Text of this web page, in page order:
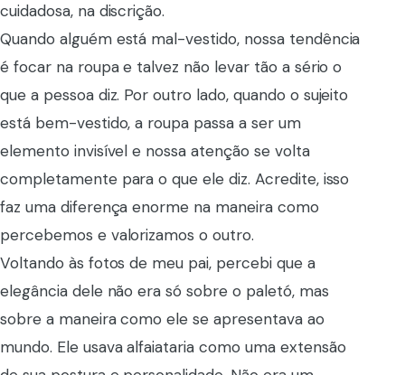
cuidadosa, na discrição.
Quando alguém está mal-vestido, nossa tendência
é focar na roupa e talvez não levar tão a sério o
que a pessoa diz. Por outro lado, quando o sujeito
está bem-vestido, a roupa passa a ser um
elemento invisível e nossa atenção se volta
completamente para o que ele diz. Acredite, isso
faz uma diferença enorme na maneira como
percebemos e valorizamos o outro.
Voltando às fotos de meu pai, percebi que a
elegância dele não era só sobre o paletó, mas
sobre a maneira como ele se apresentava ao
mundo. Ele usava alfaiataria como uma extensão